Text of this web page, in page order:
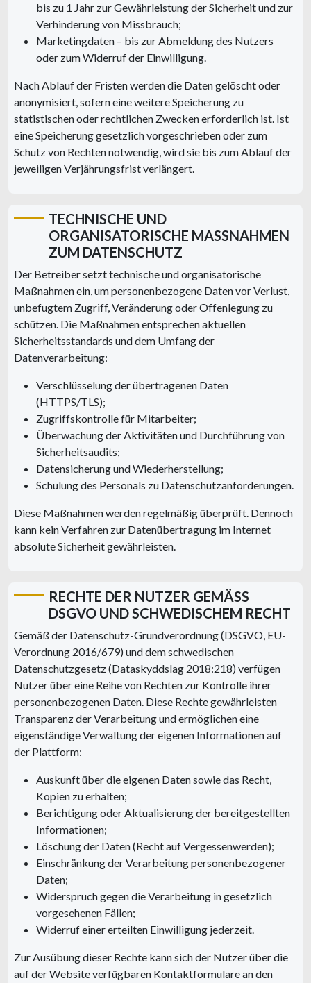
bis zu 1 Jahr zur Gewährleistung der Sicherheit und zur
Verhinderung von Missbrauch;
Marketingdaten – bis zur Abmeldung des Nutzers
oder zum Widerruf der Einwilligung.
Nach Ablauf der Fristen werden die Daten gelöscht oder
anonymisiert, sofern eine weitere Speicherung zu
statistischen oder rechtlichen Zwecken erforderlich ist. Ist
eine Speicherung gesetzlich vorgeschrieben oder zum
Schutz von Rechten notwendig, wird sie bis zum Ablauf der
jeweiligen Verjährungsfrist verlängert.
TECHNISCHE UND
ORGANISATORISCHE MASSNAHMEN Z
UM DATENSCHUTZ
Der Betreiber setzt technische und organisatorische
Maßnahmen ein, um personenbezogene Daten vor Verlust,
unbefugtem Zugriff, Veränderung oder Offenlegung zu
schützen. Die Maßnahmen entsprechen aktuellen
Sicherheitsstandards und dem Umfang der
Datenverarbeitung:
Verschlüsselung der übertragenen Daten
(HTTPS/TLS);
Zugriffskontrolle für Mitarbeiter;
Überwachung der Aktivitäten und Durchführung von
Sicherheitsaudits;
Datensicherung und Wiederherstellung;
Schulung des Personals zu Datenschutzanforderungen.
Diese Maßnahmen werden regelmäßig überprüft. Dennoch
kann kein Verfahren zur Datenübertragung im Internet
absolute Sicherheit gewährleisten.
RECHTE DER NUTZER GEMÄSS D
SGVO UND SCHWEDISCHEM RECHT
Gemäß der Datenschutz-Grundverordnung (DSGVO, EU-
Verordnung 2016/679) und dem schwedischen
Datenschutzgesetz (Dataskyddslag 2018:218) verfügen
Nutzer über eine Reihe von Rechten zur Kontrolle ihrer
personenbezogenen Daten. Diese Rechte gewährleisten
Transparenz der Verarbeitung und ermöglichen eine
eigenständige Verwaltung der eigenen Informationen auf
der Plattform:
Auskunft über die eigenen Daten sowie das Recht,
Kopien zu erhalten;
Berichtigung oder Aktualisierung der bereitgestellten
Informationen;
Löschung der Daten (Recht auf Vergessenwerden);
Einschränkung der Verarbeitung personenbezogener
Daten;
Widerspruch gegen die Verarbeitung in gesetzlich
vorgesehenen Fällen;
Widerruf einer erteilten Einwilligung jederzeit.
Zur Ausübung dieser Rechte kann sich der Nutzer über die
auf der Website verfügbaren Kontaktformulare an den